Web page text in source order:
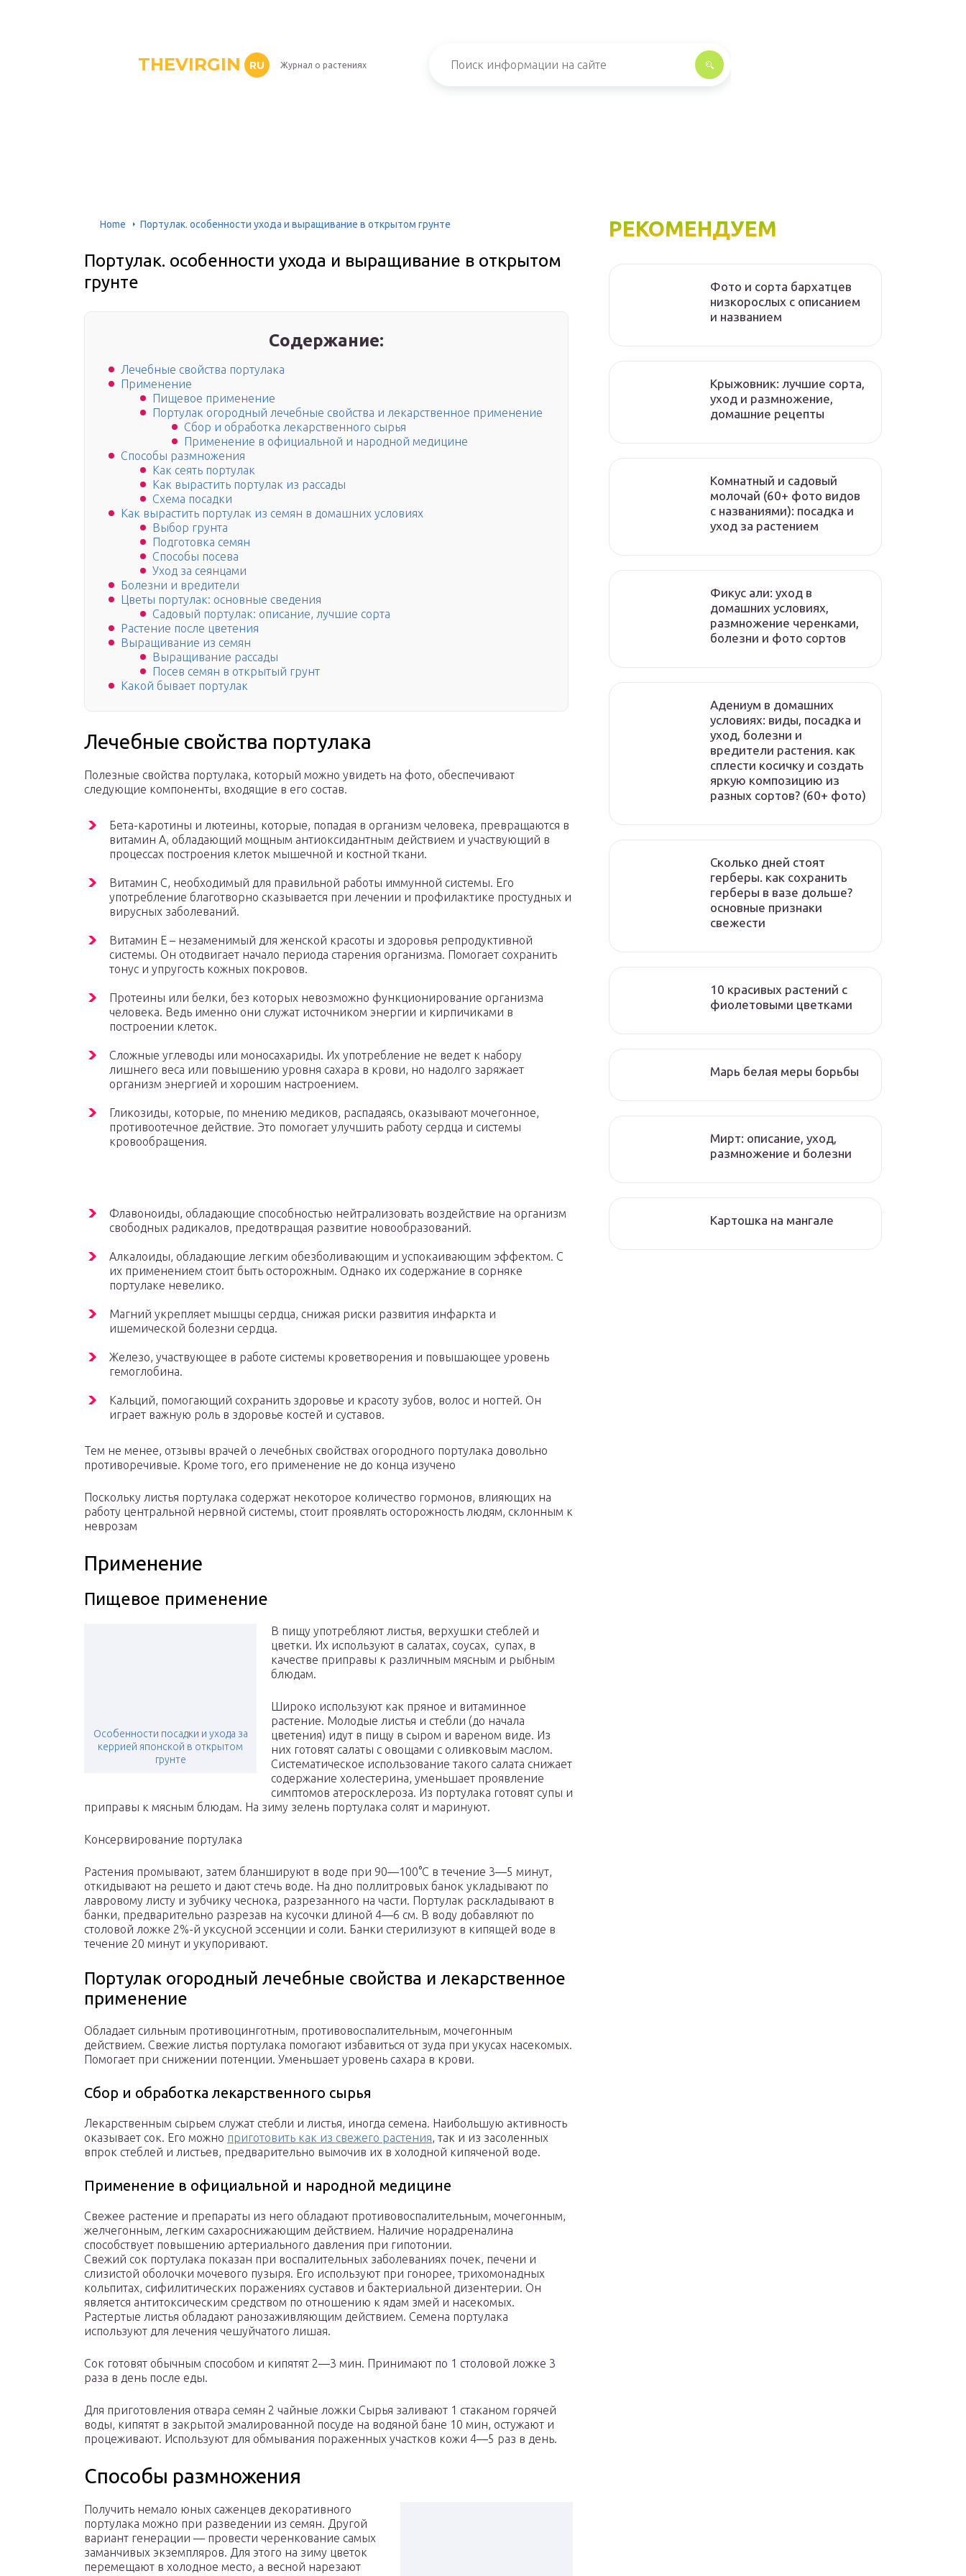
THEVIRGIN RU Журнал о растениях
Home Портулак. особенности ухода и выращивание в открытом грунте
Портулак. особенности ухода и выращивание в открытом
грунте
Содержание:
Лечебные свойства портулака
Применение
Пищевое применение
Портулак огородный лечебные свойства и лекарственное применение
Сбор и обработка лекарственного сырья
Применение в официальной и народной медицине
Способы размножения
Как сеять портулак
Как вырастить портулак из рассады
Схема посадки
Как вырастить портулак из семян в домашних условиях
Выбор грунта
Подготовка семян
Способы посева
Уход за сеянцами
Болезни и вредители
Цветы портулак: основные сведения
Садовый портулак: описание, лучшие сорта
Растение после цветения
Выращивание из семян
Выращивание рассады
Посев семян в открытый грунт
Какой бывает портулак
Лечебные свойства портулака
Полезные свойства портулака, который можно увидеть на фото, обеспечивают
следующие компоненты, входящие в его состав.
Бета-каротины и лютеины, которые, попадая в организм человека, превращаются в
витамин А, обладающий мощным антиоксидантным действием и участвующий в
процессах построения клеток мышечной и костной ткани.
Витамин С, необходимый для правильной работы иммунной системы. Его
употребление благотворно сказывается при лечении и профилактике простудных и
вирусных заболеваний.
Витамин Е – незаменимый для женской красоты и здоровья репродуктивной
системы. Он отодвигает начало периода старения организма. Помогает сохранить
тонус и упругость кожных покровов.
Протеины или белки, без которых невозможно функционирование организма
человека. Ведь именно они служат источником энергии и кирпичиками в
построении клеток.
Сложные углеводы или моносахариды. Их употребление не ведет к набору
лишнего веса или повышению уровня сахара в крови, но надолго заряжает
организм энергией и хорошим настроением.
Гликозиды, которые, по мнению медиков, распадаясь, оказывают мочегонное,
противоотечное действие. Это помогает улучшить работу сердца и системы
кровообращения.
Флавоноиды, обладающие способностью нейтрализовать воздействие на организм
свободных радикалов, предотвращая развитие новообразований.
Алкалоиды, обладающие легким обезболивающим и успокаивающим эффектом. С
их применением стоит быть осторожным. Однако их содержание в сорняке
портулаке невелико.
Магний укрепляет мышцы сердца, снижая риски развития инфаркта и
ишемической болезни сердца.
Железо, участвующее в работе системы кроветворения и повышающее уровень
гемоглобина.
Кальций, помогающий сохранить здоровье и красоту зубов, волос и ногтей. Он
играет важную роль в здоровье костей и суставов.
Тем не менее, отзывы врачей о лечебных свойствах огородного портулака довольно
противоречивые. Кроме того, его применение не до конца изучено
Поскольку листья портулака содержат некоторое количество гормонов, влияющих на
работу центральной нервной системы, стоит проявлять осторожность людям, склонным к
неврозам
Применение
Пищевое применение
Особенности посадки и ухода за
керрией японской в открытом
грунте
В пищу употребляют листья, верхушки стеблей и
цветки. Их используют в салатах, соусах, супах, в
качестве приправы к различным мясным и рыбным
блюдам.
Широко используют как пряное и витаминное
растение. Молодые листья и стебли (до начала
цветения) идут в пищу в сыром и вареном виде. Из
них готовят салаты с овощами с оливковым маслом.
Систематическое использование такого салата снижает
содержание холестерина, уменьшает проявление
симптомов атеросклероза. Из портулака готовят супы и
приправы к мясным блюдам. На зиму зелень портулака солят и маринуют.
Консервирование портулака
Растения промывают, затем бланшируют в воде при 90—100°С в течение 3—5 минут,
откидывают на решето и дают стечь воде. На дно поллитровых банок укладывают по
лавровому листу и зубчику чеснока, разрезанного на части. Портулак раскладывают в
банки, предварительно разрезав на кусочки длиной 4—6 см. В воду добавляют по
столовой ложке 2%-й уксусной эссенции и соли. Банки стерилизуют в кипящей воде в
течение 20 минут и укупоривают.
Портулак огородный лечебные свойства и лекарственное
применение
Обладает сильным противоцинготным, противовоспалительным, мочегонным
действием. Свежие листья портулака помогают избавиться от зуда при укусах насекомых.
Помогает при снижении потенции. Уменьшает уровень сахара в крови.
Сбор и обработка лекарственного сырья
Лекарственным сырьем служат стебли и листья, иногда семена. Наибольшую активность
оказывает сок. Его можно приготовить как из свежего растения, так и из засоленных
впрок стеблей и листьев, предварительно вымочив их в холодной кипяченой воде.
Применение в официальной и народной медицине
Свежее растение и препараты из него обладают противовоспалительным, мочегонным,
желчегонным, легким сахароснижающим действием. Наличие норадреналина
способствует повышению артериального давления при гипотонии.
Свежий сок портулака показан при воспалительных заболеваниях почек, печени и
слизистой оболочки мочевого пузыря. Его используют при гонорее, трихомонадных
кольпитах, сифилитических поражениях суставов и бактериальной дизентерии. Он
является антитоксическим средством по отношению к ядам змей и насекомых.
Растертые листья обладают ранозаживляющим действием. Семена портулака
используют для лечения чешуйчатого лишая.
Сок готовят обычным способом и кипятят 2—3 мин. Принимают по 1 столовой ложке 3
раза в день после еды.
Для приготовления отвара семян 2 чайные ложки Сырья заливают 1 стаканом горячей
воды, кипятят в закрытой эмалированной посуде на водяной бане 10 мин, остужают и
процеживают. Используют для обмывания пораженных участков кожи 4—5 раз в день.
Способы размножения
Получить немало юных саженцев декоративного
портулака можно при разведении из семян. Другой
вариант генерации — провести черенкование самых
заманчивых экземпляров. Для этого на зиму цветок
перемещают в холодное место, а весной нарезают
РЕКОМЕНДУЕМ
Фото и сорта бархатцев
низкорослых с описанием
и названием
Крыжовник: лучшие сорта,
уход и размножение,
домашние рецепты
Комнатный и садовый
молочай (60+ фото видов
с названиями): посадка и
уход за растением
Фикус али: уход в
домашних условиях,
размножение черенками,
болезни и фото сортов
Адениум в домашних
условиях: виды, посадка и
уход, болезни и
вредители растения. как
сплести косичку и создать
яркую композицию из
разных сортов? (60+ фото)
Сколько дней стоят
герберы. как сохранить
герберы в вазе дольше?
основные признаки
свежести
10 красивых растений с
фиолетовыми цветками
Марь белая меры борьбы
Мирт: описание, уход,
размножение и болезни
Картошка на мангале